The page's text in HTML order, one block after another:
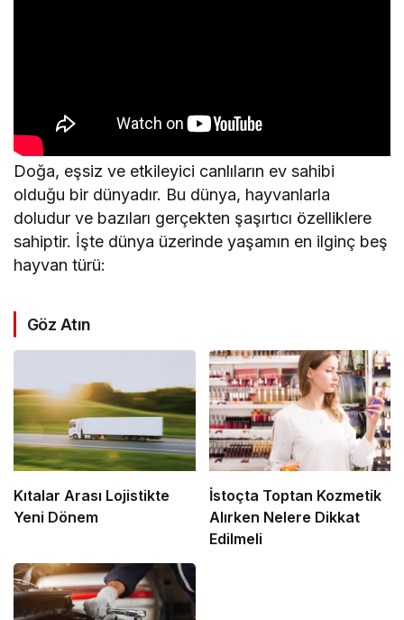
Doğa, eşsiz ve etkileyici canlıların ev sahibi
olduğu bir dünyadır. Bu dünya, hayvanlarla
doludur ve bazıları gerçekten şaşırtıcı özelliklere
sahiptir. İşte dünya üzerinde yaşamın en ilginç beş
hayvan türü:
Göz Atın
Kıtalar Arası Lojistikte
Yeni Dönem
İstoçta Toptan Kozmetik
Alırken Nelere Dikkat
Edilmeli